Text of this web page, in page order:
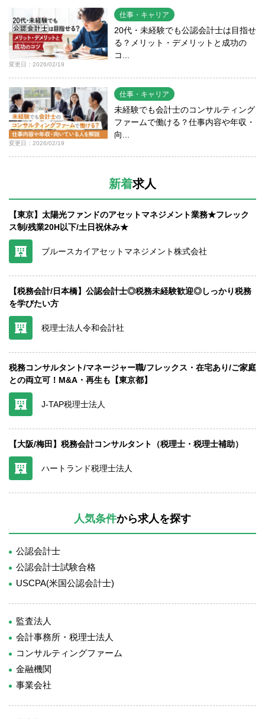
変更日：2026/02/19
仕事・キャリア
20代・未経験でも公認会計士は目指せ
る？メリット・デメリットと成功の
コ...
変更日：2026/02/19
仕事・キャリア
未経験でも会計士のコンサルティング
ファームで働ける？仕事内容や年収・
向...
新着求人
【東京】太陽光ファンドのアセットマネジメント業務★フレック
ス制/残業20H以下/土日祝休み★
ブルースカイアセットマネジメント株式会社
【税務会計/日本橋】公認会計士◎税務未経験歓迎◎しっかり税務
を学びたい方
税理士法人令和会計社
税務コンサルタント/マネージャー職/フレックス・在宅あり/ご家庭
との両立可！M&A・再生も【東京都】
J-TAP税理士法人
【大阪/梅田】税務会計コンサルタント（税理士・税理士補助）
ハートランド税理士法人
人気条件から求人を探す
公認会計士
公認会計士試験合格
USCPA(米国公認会計士)
監査法人
会計事務所・税理士法人
コンサルティングファーム
金融機関
事業会社